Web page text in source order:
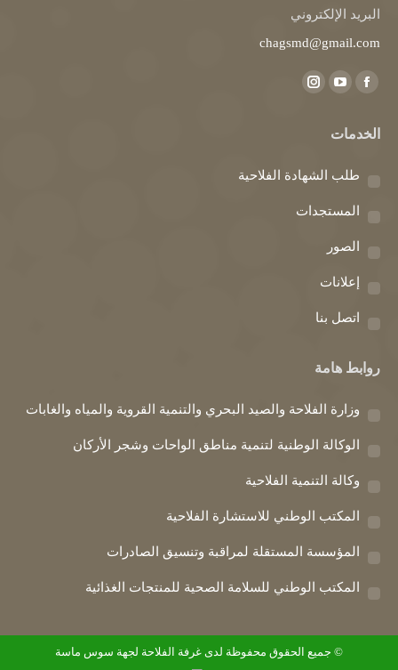
البريد الإلكتروني
chagsmd@gmail.com
Find us on:
Facebook
opens
new
window
YouTube
opens
new
window
Instagram
new
window
الخدمات
طلب الشهادة الفلاحية
المستجدات
الصور
إعلانات
اتصل بنا
روابط هامة
وزارة الفلاحة والصيد البحري والتنمية القروية والمياه والغابات
الوكالة الوطنية لتنمية مناطق الواحات وشجر الأركان
وكالة التنمية الفلاحية
المكتب الوطني للاستشارة الفلاحية
المؤسسة المستقلة لمراقبة وتنسيق الصادرات
المكتب الوطني للسلامة الصحية للمنتجات الغذائية
© جميع الحقوق محفوظة لدى غرفة الفلاحة لجهة سوس ماسة